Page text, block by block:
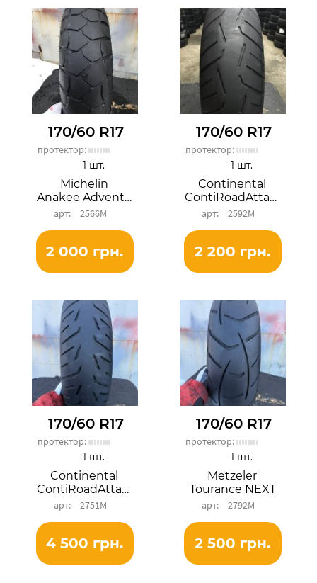
170/60 R17
протектор:
Michelin
Anakee Adventure
2566М
1 шт.
2 000 грн.
170/60 R17
протектор:
Continental
ContiRoadAttack 3
2592М
1 шт.
2 200 грн.
170/60 R17
протектор:
Continental
ContiRoadAttack 4
2751М
1 шт.
4 500 грн.
170/60 R17
протектор:
Metzeler
Tourance NEXT
2792М
1 шт.
2 500 грн.